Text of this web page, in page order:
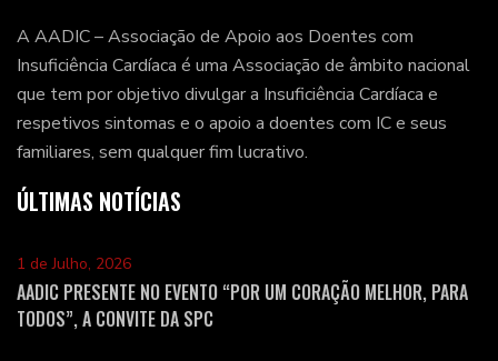
A AADIC – Associação de Apoio aos Doentes com
Insuficiência Cardíaca é uma Associação de âmbito nacional
que tem por objetivo divulgar a Insuficiência Cardíaca e
respetivos sintomas e o apoio a doentes com IC e seus
familiares, sem qualquer fim lucrativo.
ÚLTIMAS NOTÍCIAS
1 de Julho, 2026
AADIC PRESENTE NO EVENTO “POR UM CORAÇÃO MELHOR, PARA
TODOS”, A CONVITE DA SPC